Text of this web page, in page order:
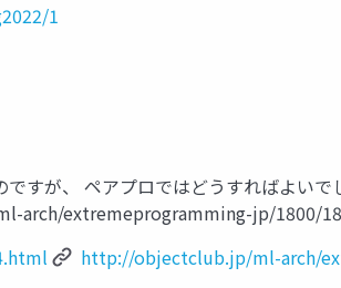
1
ですが、 ペアプロではどうすればよ
arch/extremeprogramming-jp/1800/
http://objectclub.jp/ml-arch/